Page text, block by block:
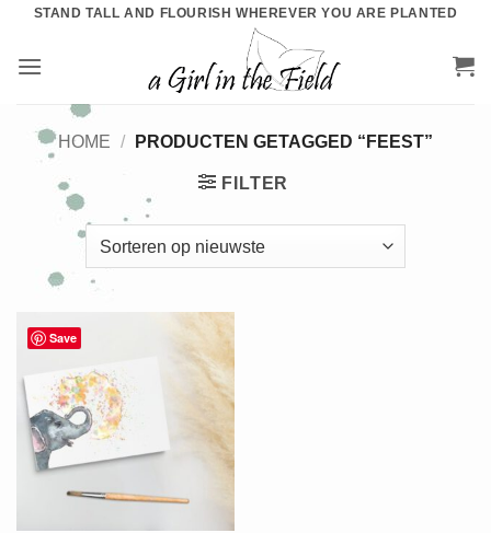
inhoud
STAND TALL AND FLOURISH WHEREVER YOU ARE PLANTED
HOME / PRODUCTEN GETAGGED “FEEST”
FILTER
Save